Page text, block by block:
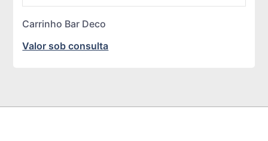
Carrinho Bar Deco
Valor sob consulta